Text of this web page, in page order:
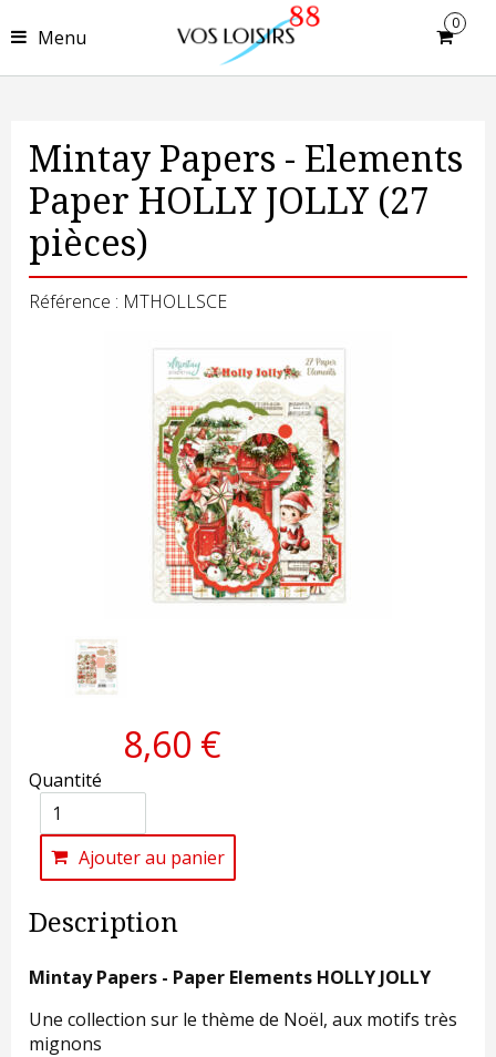
Menu
0
Mintay Papers - Elements
Paper HOLLY JOLLY (27
pièces)
Référence : MTHOLLSCE
8,60 €
Quantité
Ajouter au panier
Description
Mintay Papers - Paper Elements HOLLY JOLLY
Une collection sur le thème de Noël, aux motifs très
mignons